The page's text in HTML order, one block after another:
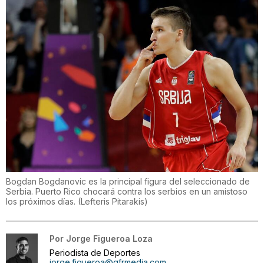
Bogdan Bogdanovic es la principal figura del seleccionado de
Serbia. Puerto Rico chocará contra los serbios en un amistoso
los próximos días. (Lefteris Pitarakis)
Por Jorge Figueroa Loza
Periodista de Deportes